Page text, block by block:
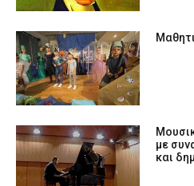
με
και